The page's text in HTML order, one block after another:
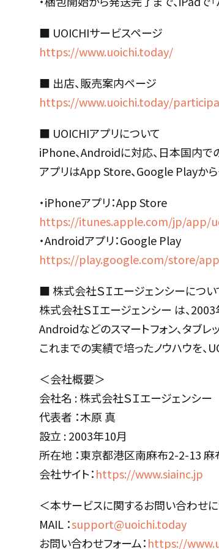
■ UOICHIサービスページ
https://www.uoichi.today/
■ 出店、販売案内ページ
https://www.uoichi.today/
■ UOICHIアプリについて
iPhone、Androidに対応、日本国内で
アプリはApp Store、Google Playから
・iPhoneアプリ：App Store
https://itunes.apple.com/jp/app/
・Androidアプリ：Google Play
https://play.google.com/store/
■ 株式会社ＳＩエージェンシーについ
株式会社ＳＩエージェンシー は、
Androidなどのスマートフォン、タブレ
これまでの実績で培ったノウハウを、
＜会社概要＞
会社名 : 株式会社ＳＩエージェンシー
代表者 ：木原 真
設立 : 2003年10月
所在地 ：東京都港区南麻布2-2-13 麻
会社サイト：https://www.siainc.jp
＜本サービスに関するお問い合わせ
MAIL ：support@uoichi.today
お問い合わせフォーム：https://